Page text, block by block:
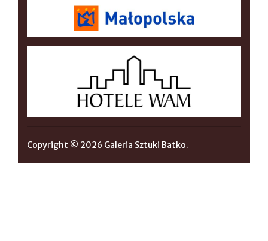
Copyright © 2026 Galeria Sztuki Batko.